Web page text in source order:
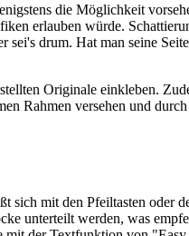
die Möglichkeit
erlauben würde.
drum. Hat man seine
Originale einkleben.
Rahmen versehen und
mit den Pfeiltasten oder
unterteilt werden, was